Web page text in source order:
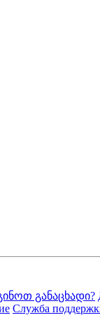
განაცხადი?
Служба